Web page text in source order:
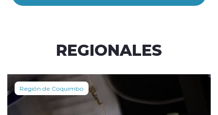
REGIONALES
Región de Coquimbo